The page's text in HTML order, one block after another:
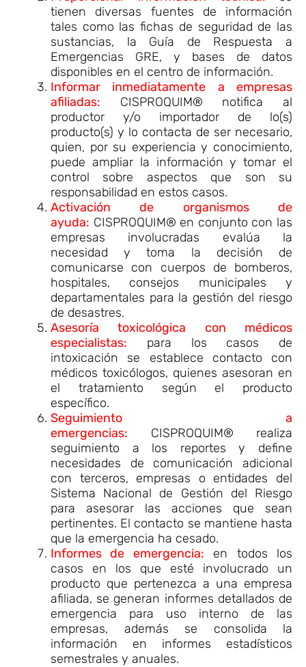
tienen diversas fuentes de información
tales como las fichas de seguridad de las
sustancias, la Guía de Respuesta a
Emergencias GRE, y bases de datos
disponibles en el centro de información.
Informar inmediatamente a empresas
afiliadas:
CISPROQUIM® notifica al
productor y/o importador de lo(s)
producto(s) y lo contacta de ser necesario,
quien, por su experiencia y conocimiento,
puede ampliar la información y tomar el
control sobre aspectos que son su
responsabilidad en estos casos.
Activación de organismos de
ayuda: CISPROQUIM® en conjunto con las
empresas involucradas evalúa la
necesidad y toma la decisión de
comunicarse con cuerpos de bomberos,
hospitales, consejos municipales y
departamentales para la gestión del riesgo
de desastres.
Asesoría toxicológica con médicos
especialistas:
para los casos de
intoxicación se establece contacto con
médicos toxicólogos, quienes asesoran en
el tratamiento según el producto
específico.
Seguimiento a
emergencias: CISPROQUIM® realiza
seguimiento a los reportes y define
necesidades de comunicación adicional
con terceros, empresas o entidades del
Sistema Nacional de Gestión del Riesgo
para asesorar las acciones que sean
pertinentes. El contacto se mantiene hasta
que la emergencia ha cesado.
Informes de emergencia: en todos los
casos en los que esté involucrado un
producto que pertenezca a una empresa
afiliada, se generan informes detallados de
emergencia para uso interno de las
empresas, además se consolida la
información en informes estadísticos
semestrales y anuales.